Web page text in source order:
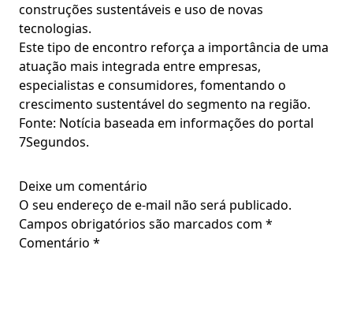
construções sustentáveis e uso de novas
tecnologias.
Este tipo de encontro reforça a importância de uma
atuação mais integrada entre empresas,
especialistas e consumidores, fomentando o
crescimento sustentável do segmento na região.
Fonte: Notícia baseada em informações do portal
7Segundos.
Deixe um comentário
O seu endereço de e-mail não será publicado.
Campos obrigatórios são marcados com *
Comentário *